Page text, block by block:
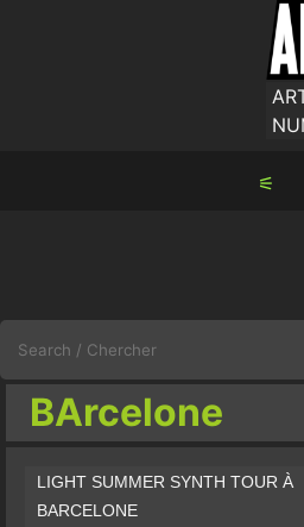
⚟
BArcelone
LIGHT SUMMER SYNTH TOUR À
BARCELONE